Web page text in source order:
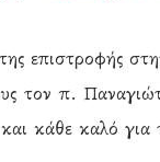
επιστροφής
τον π.
κάθε καλό